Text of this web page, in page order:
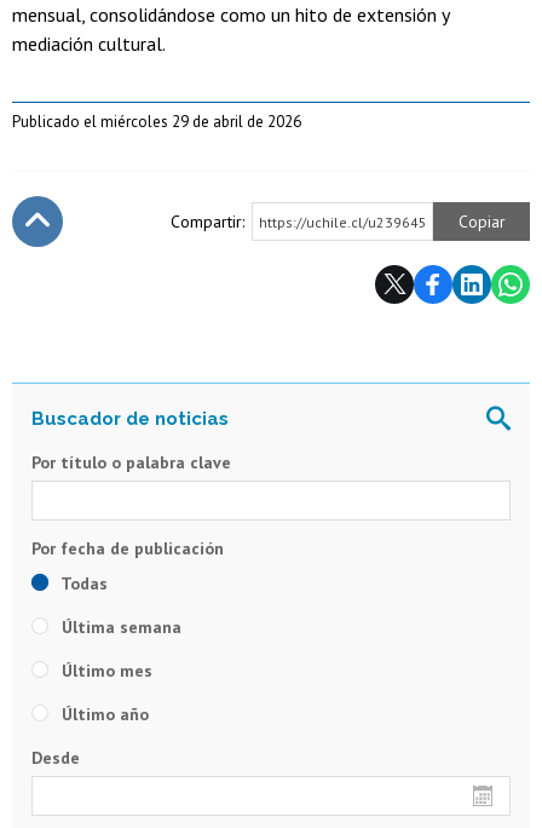
mensual, consolidándose como un hito de extensión y
mediación cultural.
Publicado el miércoles 29 de abril de 2026
Compartir: https://uchile.cl/u239645 Copiar
Por título o palabra clave
Todas
Última semana
Último mes
Último año
Desde